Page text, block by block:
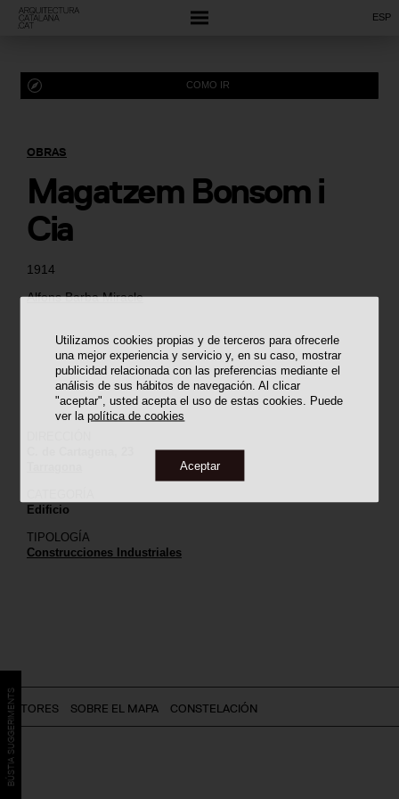
Utilizamos cookies propias y de terceros para ofrecerle
una mejor experiencia y servicio y, en su caso, mostrar
publicidad relacionada con las preferencias mediante el
análisis de sus hábitos de navegación. Al clicar
"aceptar", usted acepta el uso de estas cookies. Puede
ver lapolítica de cookies
Aceptar
ESP
1914
Alfons Barba Miracle
OBRAS
Magatzem Bonsom i
Cia
COMO IR
Edificio
TIPOLOGÍA
Construcciones Industriales
AUTORES SOBRE EL MAPA CONSTELACIÓN
BÚSTIA SUGGERIMENTS